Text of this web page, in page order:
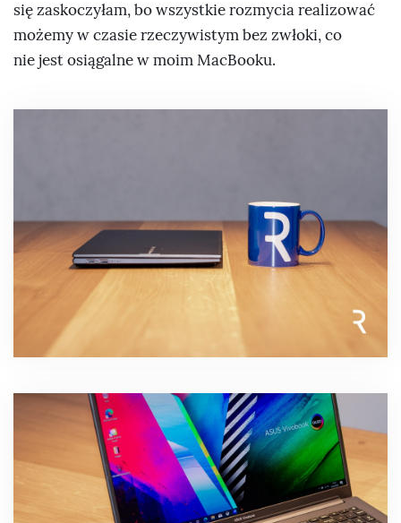
się zaskoczyłam, bo wszystkie rozmycia realizować
możemy w czasie rzeczywistym bez zwłoki, co
nie jest osiągalne w moim MacBooku.